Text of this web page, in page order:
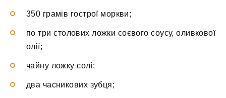
350 грамів гострої моркви;
по три столових ложки соєвого соусу, оливкової
олії;
чайну ложку солі;
два часникових зубця;